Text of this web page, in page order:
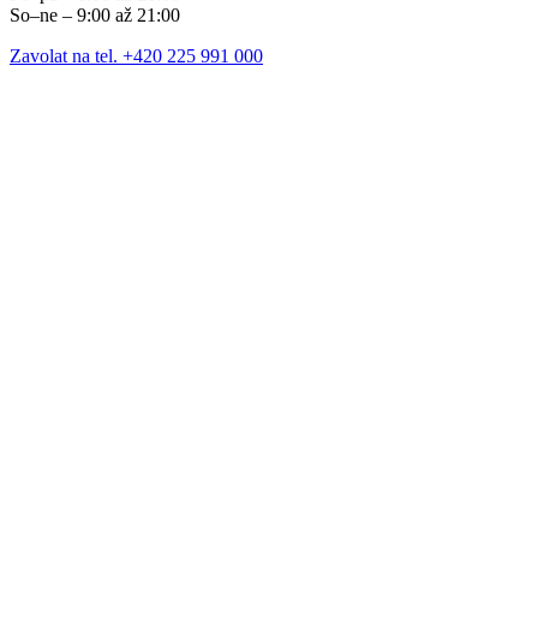
So–ne – 9:00 až 21:00
Zavolat na tel. +420 225 991 000